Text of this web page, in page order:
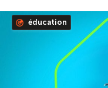
éducation